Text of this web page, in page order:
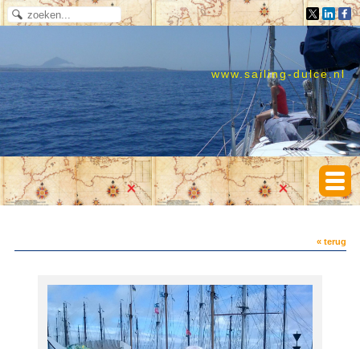
www.sailing-dulce.nl
« terug